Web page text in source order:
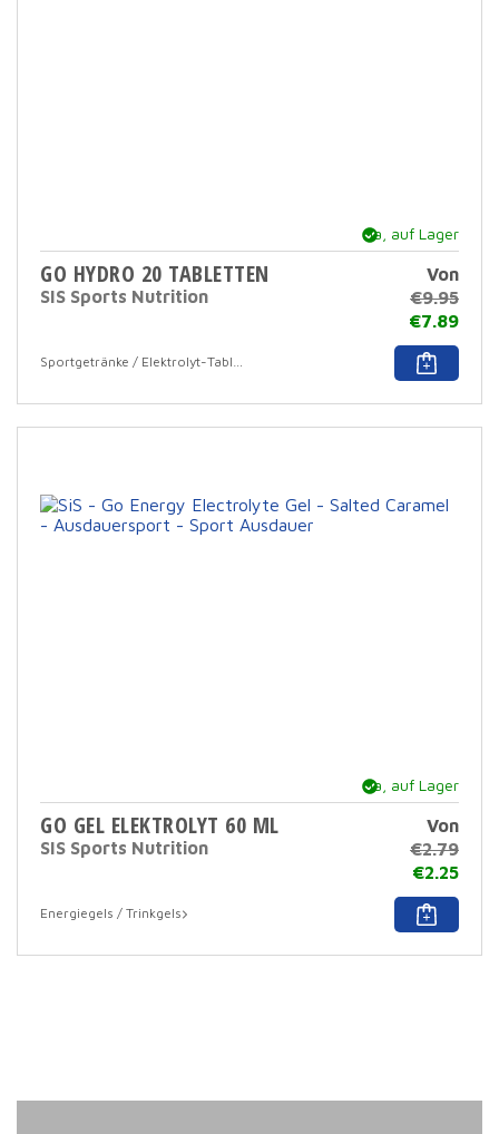
Ja, auf Lager
GO HYDRO 20 TABLETTEN
SIS Sports Nutrition
Von
€9.95
€7.89
Sportgetränke / Elektrolyt-Tabletten
Ja, auf Lager
GO GEL ELEKTROLYT 60 ML
SIS Sports Nutrition
Von
€2.79
€2.25
Energiegels / Trinkgels